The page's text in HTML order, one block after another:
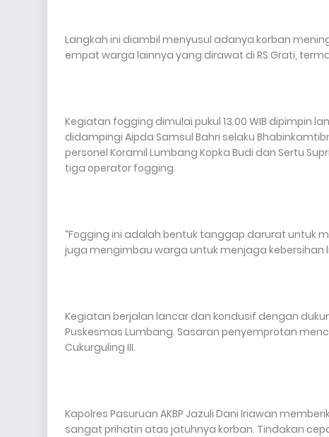
Langkah ini diambil menyusul adanya korban
empat warga lainnya yang dirawat di RS Grati,
Kegiatan fogging dimulai pukul 13.00 WIB dipimpin
didampingi Aipda Samsul Bahri selaku
personel Koramil Lumbang Kopka Budi dan Sertu
tiga operator fogging.
“Fogging ini adalah bentuk tanggap darurat untuk
juga mengimbau warga untuk menjaga kebersihan
Kegiatan berjalan lancar dan kondusif dengan
Puskesmas Lumbang. Sasaran penyemprotan
Cukurguling III.
Kapolres Pasuruan AKBP Jazuli Dani Iriawan
sangat prihatin atas jatuhnya korban. Tindakan